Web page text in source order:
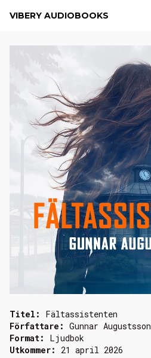
VIBERY AUDIOBOOKS
Titel: Fältassistenten
Författare: Gunnar Augustsson
Format: Ljudbok
Utkommer: 21 april 2026